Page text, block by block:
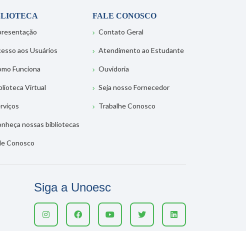
aos Usuários
Funciona
Virtual
nossas bibliotecas
Conosco
FALE CONOSCO
Contato Geral
Atendimento ao Estudante
Ouvidoria
Seja nosso Fornecedor
Trabalhe Conosco
Siga a Unoesc